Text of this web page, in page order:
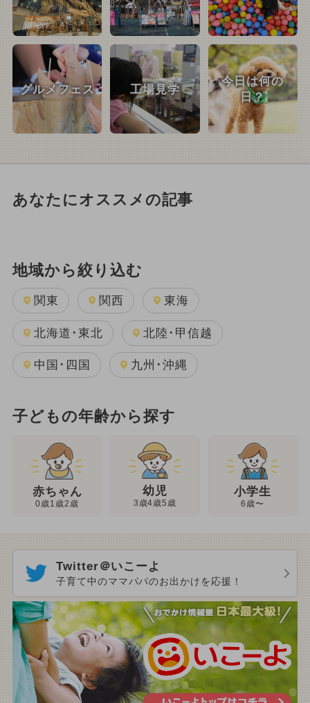
グルメフェス 工場見学
今日は何の
日？
あなたにオススメの記事
地域から絞り込む
関東 関西 東海
北海道･東北 北陸･甲信越
中国･四国 九州･沖縄
子どもの年齢から探す
赤ちゃん
0歳1歳2歳
幼児
3歳4歳5歳
小学生
6歳〜
Twitter＠いこーよ
子育て中のママパパのお出かけを応援！